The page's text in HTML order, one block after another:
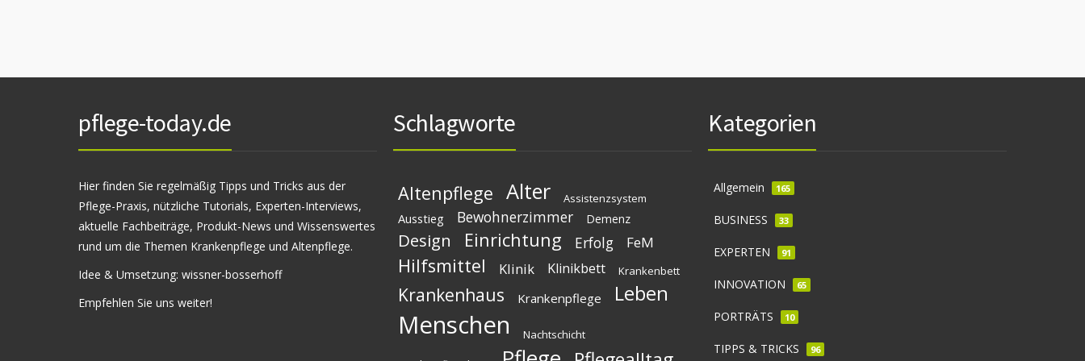
pflege-today.de
Hier finden Sie regelmäßig Tipps und Tricks aus der
Pflege-Praxis, nützliche Tutorials, Experten-Interviews,
aktuelle Fachbeiträge, Produkt-News und Wissenswertes
rund um die Themen Krankenpflege und Altenpflege.
Idee & Umsetzung: wissner-bosserhoff
Empfehlen Sie uns weiter!
Schlagworte
Altenpflege Alter Assistenzsystem
Ausstieg Bewohnerzimmer Demenz
Design Einrichtung Erfolg FeM
Hilfsmittel Klinik Klinikbett Krankenbett
Krankenhaus Krankenpflege Leben
Menschen Nachtschicht
Kategorien
Allgemein 165
BUSINESS 33
EXPERTEN 91
INNOVATION 65
PORTRÄTS 10
TIPPS & TRICKS 96